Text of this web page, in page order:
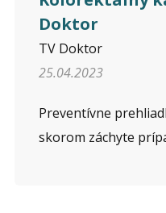
Doktor
TV Doktor
25.04.2023
Preventívne
skorom záchyte